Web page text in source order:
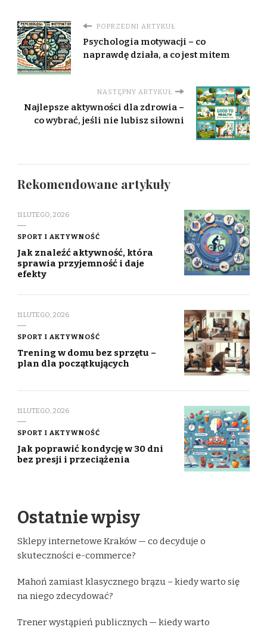
POPRZEDNI ARTYKUŁ
Psychologia motywacji – co
naprawdę działa, a co jest mitem
NASTĘPNY ARTYKUŁ
Najlepsze aktywności dla zdrowia –
co wybrać, jeśli nie lubisz siłowni
Rekomendowane artykuły
11 LUTEGO, 2026
SPORT I AKTYWNOŚĆ
Jak znaleźć aktywność, która
sprawia przyjemność i daje
efekty
11 LUTEGO, 2026
SPORT I AKTYWNOŚĆ
Trening w domu bez sprzętu –
plan dla początkujących
11 LUTEGO, 2026
SPORT I AKTYWNOŚĆ
Jak poprawić kondycję w 30 dni
bez presji i przeciążenia
Ostatnie wpisy
Sklepy internetowe Kraków — co decyduje o
skuteczności e-commerce?
Mahoń zamiast klasycznego brązu – kiedy warto się
na niego zdecydować?
Trener wystąpień publicznych — kiedy warto